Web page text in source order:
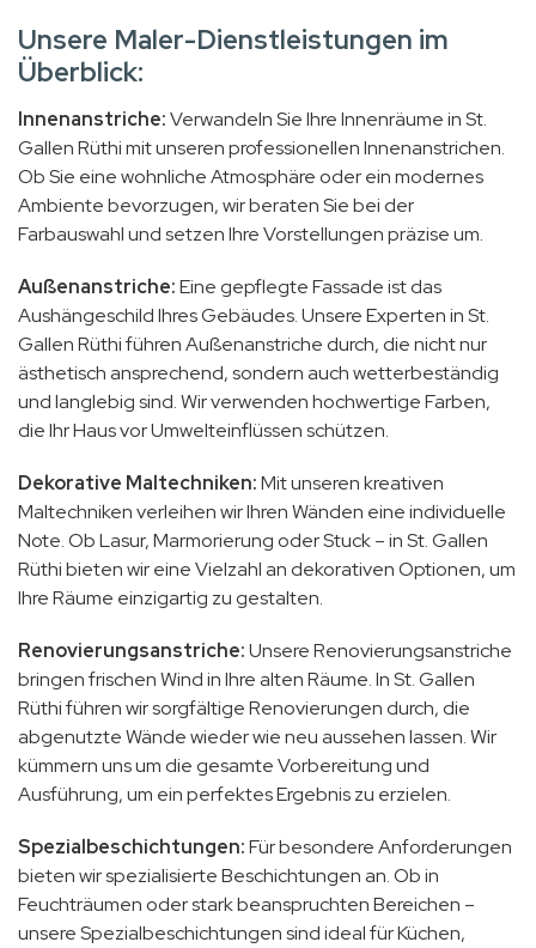
Unsere Maler-Dienstleistungen im
Überblick:
Innenanstriche:Verwandeln Sie Ihre Innenräume in St.
Gallen Rüthi mit unseren professionellen Innenanstrichen.
Ob Sie eine wohnliche Atmosphäre oder ein modernes
Ambiente bevorzugen, wir beraten Sie bei der
Farbauswahl und setzen Ihre Vorstellungen präzise um.
Außenanstriche:Eine gepflegte Fassade ist das
Aushängeschild Ihres Gebäudes. Unsere Experten in St.
Gallen Rüthi führen Außenanstriche durch, die nicht nur
ästhetisch ansprechend, sondern auch wetterbeständig
und langlebig sind. Wir verwenden hochwertige Farben,
die Ihr Haus vor Umwelteinflüssen schützen.
Dekorative Maltechniken:Mit unseren kreativen
Maltechniken verleihen wir Ihren Wänden eine individuelle
Note. Ob Lasur, Marmorierung oder Stuck – in St. Gallen
Rüthi bieten wir eine Vielzahl an dekorativen Optionen, um
Ihre Räume einzigartig zu gestalten.
Renovierungsanstriche:Unsere Renovierungsanstriche
bringen frischen Wind in Ihre alten Räume. In St. Gallen
Rüthi führen wir sorgfältige Renovierungen durch, die
abgenutzte Wände wieder wie neu aussehen lassen. Wir
kümmern uns um die gesamte Vorbereitung und
Ausführung, um ein perfektes Ergebnis zu erzielen.
Spezialbeschichtungen:Für besondere Anforderungen
bieten wir spezialisierte Beschichtungen an. Ob in
Feuchträumen oder stark beanspruchten Bereichen –
unsere Spezialbeschichtungen sind ideal für Küchen,